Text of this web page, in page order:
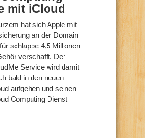
mit iCloud
hat sich Apple mit
an der Domain
schlappe 4,5 Millionen
verschafft. Der
Service wird damit
bald in den neuen
aufgehen und seinen
Computing Dienst